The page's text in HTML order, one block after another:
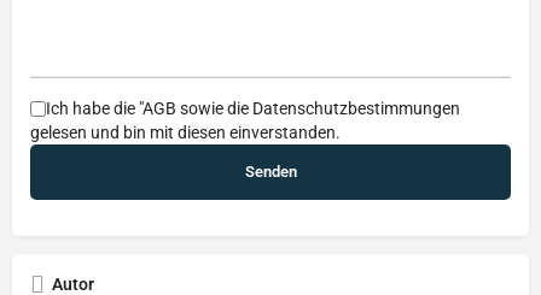
Ich habe die "AGB sowie die Datenschutzbestimmungen
gelesen und bin mit diesen einverstanden.
Autor